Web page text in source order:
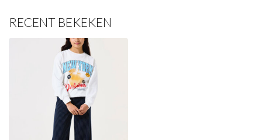
RECENT BEKEKEN